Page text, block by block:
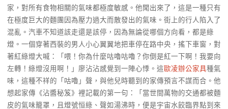
家，對所有食物相關的氣味都極度敏感。他聞出來了，這是一種只有
在極度巨大的麵團因為壓力過大而散發出的氣味。街上的行人陷入了
混亂。汽車不知道該走還是該停，因為無論從哪個方向看，都是綠
燈。一個穿著西裝的男人小心翼翼地把車停在路中央，搖下車窗，對
著紅綠燈大喊：「喂！你為什麼咕嚕咕嚕？你倒是紅一下啊！我要向
左轉！綠燈沒用啊！」廖沾沾感覺到一陣心悸。這歐凌辦公家具種氣
味，這種不祥的「咕嚕」聲，與他兒時聽到的家傳預言不謀而合。他
想起家傳《沾醬秘笈》裡記載的第一句：「當世間萬物的交通都被麵
皮的氣味籠罩，且燈號恒綠、聲如湯沸時，便是宇宙水餃臨界點到來